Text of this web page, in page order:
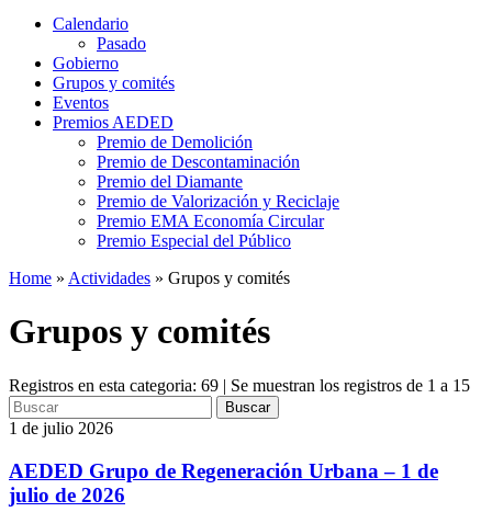
Calendario
Pasado
Gobierno
Grupos y comités
Eventos
Premios AEDED
Premio de Demolición
Premio de Descontaminación
Premio del Diamante
Premio de Valorización y Reciclaje
Premio EMA Economía Circular
Premio Especial del Público
Home » Actividades » Grupos y comités
Grupos y comités
Registros en esta categoria: 69 | Se muestran los registros de 1 a 15
Buscar
1 de julio 2026
AEDED Grupo de Regeneración Urbana – 1 de
julio de 2026